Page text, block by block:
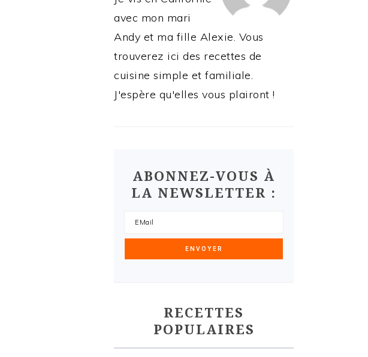
avec mon mari
Andy et ma fille Alexie. Vous
trouverez ici des recettes de
cuisine simple et familiale.
J'espère qu'elles vous plairont !
ABONNEZ-VOUS À
LA NEWSLETTER :
RECETTES
POPULAIRES